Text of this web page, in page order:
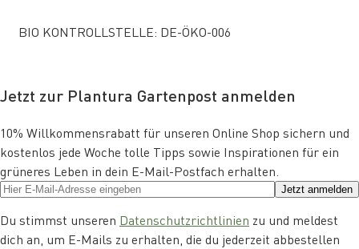
BIO KONTROLLSTELLE: DE-ÖKO-006
Jetzt zur Plantura Gartenpost anmelden
10% Willkommensrabatt für unseren Online Shop sichern und
kostenlos jede Woche tolle Tipps sowie Inspirationen für ein
grüneres Leben in dein E-Mail-Postfach erhalten.
Jetzt anmelden
Du stimmst unseren Datenschutzrichtlinien zu und meldest
dich an, um E-Mails zu erhalten, die du jederzeit abbestellen